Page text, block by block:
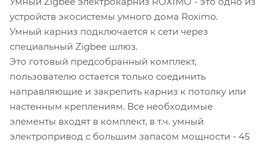
устройств экосистемы умного дома Roximo.
Умный карниз подключается к сети через
специальный Zigbee шлюз.
Это готовый предсобранный комплект,
пользователю остается только соединить
направляющие и закрепить карниз к потолку или
настенным креплениям. Все необходимые
элементы входят в комплект, в т.ч. умный
электропривод с большим запасом мощности - 45